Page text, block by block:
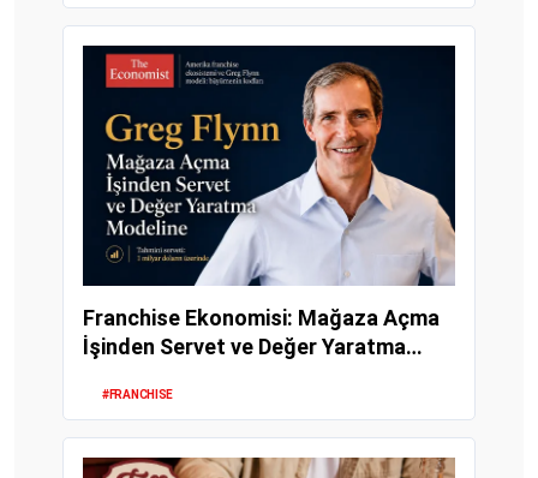
Franchise Ekonomisi: Mağaza Açma
İşinden Servet ve Değer Yaratma
#FRANCHISE